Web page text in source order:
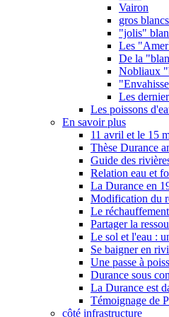
Vairon
gros
"jolis"
Les
De la
Nobliaux
Les
Les poissons
En savoir plus
11 avril et le 15
Thèse Durance
Guide des
Relation eau et
La Durance en
Modification du
Le
Partager la
Le sol et l'eau :
Se baigner en
Une passe à
Durance sous
La Durance est
Témoignage de
côté infrastructure